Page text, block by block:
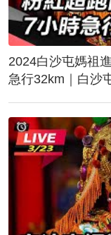
2024白沙屯媽祖
急行32km｜白沙